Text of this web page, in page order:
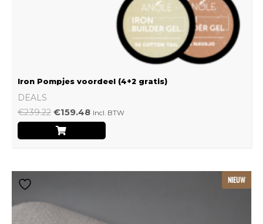
Iron Pompjes voordeel (4+2 gratis)
DEALS
€239.22 €159.48 Incl. BTW
NIEUW